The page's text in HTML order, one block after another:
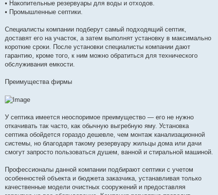
• Накопительные резервуары для воды и отходов.
• Промышленные септики.
Специалисты компании подберут самый подходящий септик,
доставят его на участок, а затем выполнят установку в максимально
короткие сроки. После установки специалисты компании дают
гарантию, кроме того, к ним можно обратиться для технического
обслуживания емкости.
Преимущества фирмы
У септика имеется неоспоримое преимущество — его не нужно
откачивать так часто, как обычную выгребную яму. Установка
септика обойдется гораздо дешевле, чем монтаж канализационной
системы, но благодаря такому резервуару жильцы дома или дачи
смогут запросто пользоваться душем, ванной и стиральной машиной.
Профессионалы данной компании подбирают септики с учетом
особенностей объекта и бюджета заказчика, устанавливая только
качественные модели очистных сооружений и предоставляя